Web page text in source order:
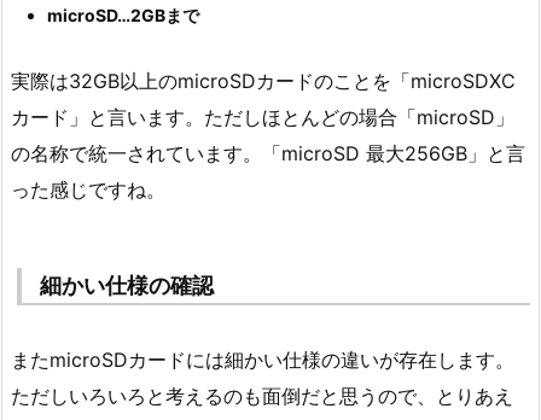
microSD…2GBまで
実際は32GB以上のmicroSDカードのことを「microSDXC
カード」と言います。ただしほとんどの場合「microSD」
の名称で統一されています。「microSD 最大256GB」と言
った感じですね。
細かい仕様の確認
またmicroSDカードには細かい仕様の違いが存在します。
ただしいろいろと考えるのも面倒だと思うので、とりあえ